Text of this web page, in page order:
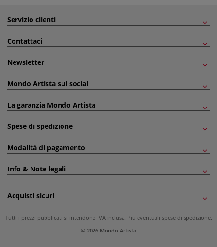
Servizio clienti
Contattaci
Newsletter
Mondo Artista sui social
La garanzia Mondo Artista
Spese di spedizione
Modalità di pagamento
Info & Note legali
Acquisti sicuri
Tutti i prezzi pubblicati si intendono IVA inclusa. Più eventuali spese di spedizione.
© 2026 Mondo Artista